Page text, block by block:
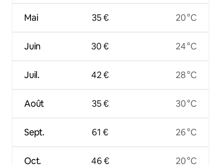
Mai
Juin
Juil.
Août
Sept.
Oct.
35 €
30 €
42 €
35 €
61 €
46 €
20 °C
24 °C
28 °C
30 °C
26 °C
20 °C